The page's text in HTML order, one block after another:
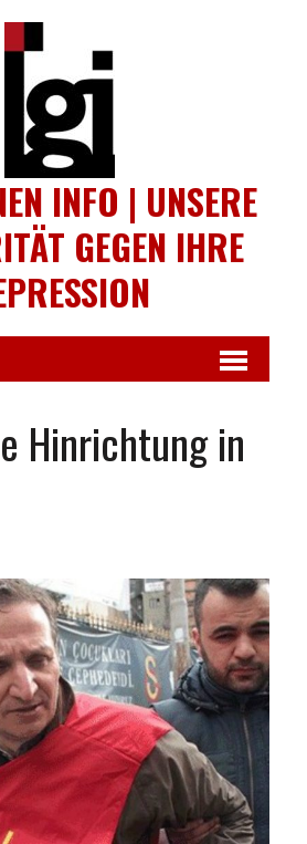
INFO | UNSERE
GEGEN IHRE
Hinrichtung in